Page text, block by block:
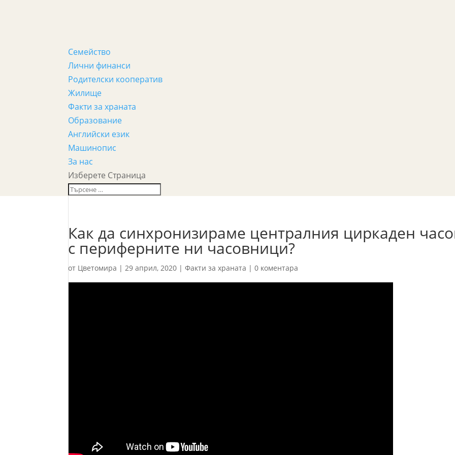
Семейство
Лични финанси
Родителски кооператив
Жилище
Факти за храната
Образование
Английски език
Машинопис
За нас
Изберете Страница
Как да синхронизираме централния циркаден
с периферните ни часовници?
от Цветомира |29 април, 2020 |Факти за храната |0 коментара